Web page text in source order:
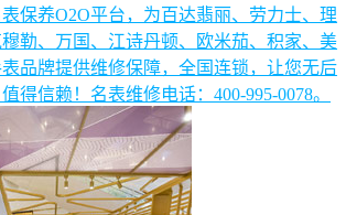
保养O2O平台，为百达翡丽、劳力士、理
勒、万国、江诗丹顿、欧米茄、积家、美
品牌提供维修保障，全国连锁，让您无后
得信赖！名表维修电话：400-995-0078。